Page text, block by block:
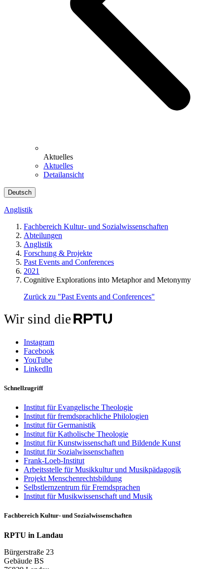
Aktuelles
Aktuelles
Detailansicht
Deutsch
Anglistik
Fachbereich Kultur- und Sozialwissenschaften
Abteilungen
Anglistik
Forschung & Projekte
Past Events and Conferences
2021
Cognitive Explorations into Metaphor and Metonymy
Zurück zu "Past Events and Conferences"
Wir sind die
Instagram
Facebook
YouTube
LinkedIn
Schnellzugriff
Institut für Evangelische Theologie
Institut für fremdsprachliche Philologien
Institut für Germanistik
Institut für Katholische Theologie
Institut für Kunstwissenschaft und Bildende Kunst
Institut für Sozialwissenschaften
Frank-Loeb-Institut
Arbeitsstelle für Musikkultur und Musikpädagogik
Projekt Menschenrechtsbildung
Selbstlernzentrum für Fremdsprachen
Institut für Musikwissenschaft und Musik
Fachbereich Kultur- und Sozialwissenschaften
RPTU in Landau
Bürgerstraße 23
Gebäude BS